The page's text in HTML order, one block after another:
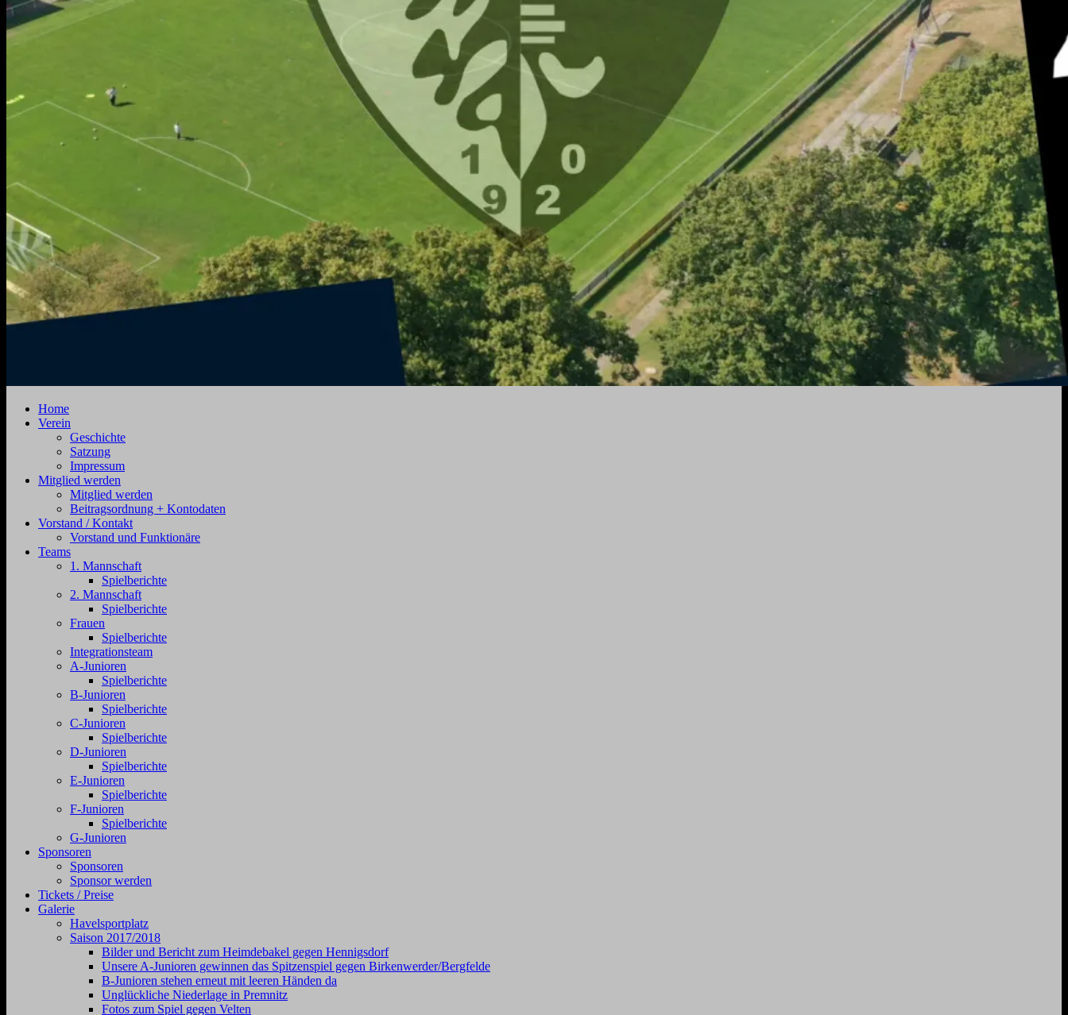
SV
Zehdenick
1920
Jahnstraße
Zehdenick
Home
Verein
Geschichte
Satzung
Impressum
Mitglied werden
Mitglied werden
Beitragsordnung + Kontodaten
Vorstand / Kontakt
Vorstand und Funktionäre
Teams
1. Mannschaft
Spielberichte
2. Mannschaft
Spielberichte
Frauen
Spielberichte
Integrationsteam
A-Junioren
Spielberichte
B-Junioren
Spielberichte
C-Junioren
Spielberichte
D-Junioren
Spielberichte
E-Junioren
Spielberichte
F-Junioren
Spielberichte
G-Junioren
Sponsoren
Sponsoren
Sponsor werden
Tickets / Preise
Galerie
Havelsportplatz
Saison 2017/2018
Bilder und Bericht zum Heimdebakel gegen Hennigsdorf
Unsere A-Junioren gewinnen das Spitzenspiel gegen Birkenwerder/Bergfelde
B-Junioren stehen erneut mit leeren Händen da
Unglückliche Niederlage in Premnitz
Fotos zum Spiel gegen Velten